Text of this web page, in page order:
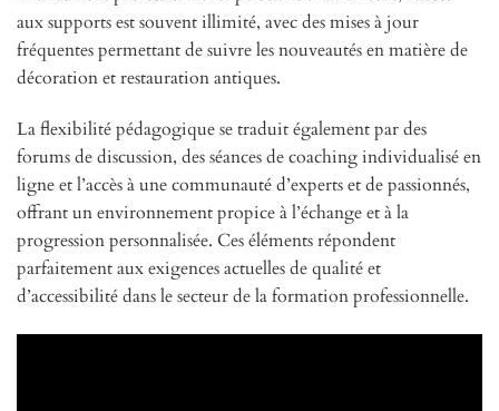
aux supports est souvent illimité, avec des mises à jour
fréquentes permettant de suivre les nouveautés en matière de
décoration et restauration antiques.
La flexibilité pédagogique se traduit également par des
forums de discussion, des séances de coaching individualisé en
ligne et l’accès à une communauté d’experts et de passionnés,
offrant un environnement propice à l’échange et à la
progression personnalisée. Ces éléments répondent
parfaitement aux exigences actuelles de qualité et
d’accessibilité dans le secteur de la formation professionnelle.